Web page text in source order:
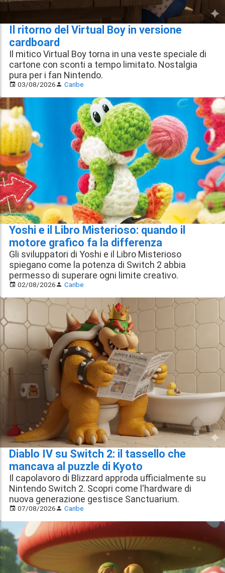
Il ritorno del Virtual Boy in versione
cardboard
Il mitico Virtual Boy torna in una veste speciale di
cartone con sconti a tempo limitato. Nostalgia
pura per i fan Nintendo.
03/08/2026 Caribe
Yoshi e il Libro Misterioso: quando il
motore grafico fa la differenza
Gli sviluppatori di Yoshi e il Libro Misterioso
spiegano come la potenza di Switch 2 abbia
permesso di superare ogni limite creativo.
02/08/2026 Caribe
Diablo IV su Switch 2: il tassello che
mancava al puzzle di Kyoto
Il capolavoro di Blizzard approda ufficialmente su
Nintendo Switch 2. Scopri come l'hardware di
nuova generazione gestisce Sanctuarium.
07/08/2026 Caribe